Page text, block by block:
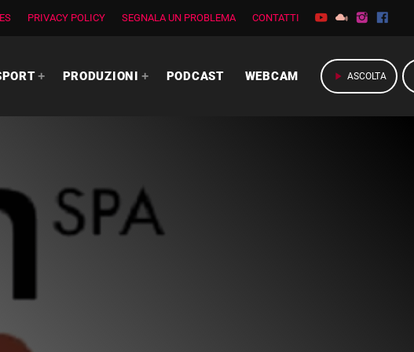
PRIVACY POLICY SEGNALA UN PROBLEMA CONTATTI
PRODUZIONI PODCAST WEBCAM play_arrow ASCOLTA